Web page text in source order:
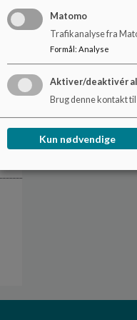
Matomo
Trafikanalyse fra
Formål : Analyse
Aktiver/deaktivér
Brug denne kontakt
Kun nødvendige